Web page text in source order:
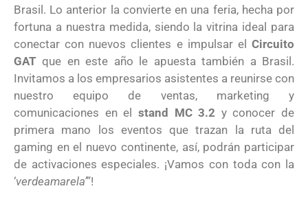
Brasil. Lo anterior la convierte en una feria, hecha por
fortuna a nuestra medida, siendo la vitrina ideal para
conectar con nuevos clientes e impulsar el Circuito
GATque en este año le apuesta también a Brasil.
Invitamos a los empresarios asistentes a reunirse con
nuestro equipo de ventas, marketing y
comunicaciones en el stand MC 3.2 y conocer de
primera mano los eventos que trazan la ruta del
gaming en el nuevo continente, así, podrán participar
de activaciones especiales. ¡Vamos con toda con la
‘verdeamarela’”!